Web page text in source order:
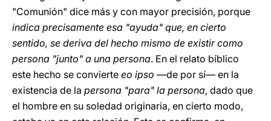
"Comunión" dice más y con mayor precisión, porque
indica precisamente esa "ayuda" que, en cierto
sentido, se deriva del hecho mismo de existir como
persona "junto" a una persona. En el relato bíblico
este hecho se convierte eo ipso —de por sí— en la
existencia de la persona "para" la persona, dado que
el hombre en su soledad originaria, en cierto modo,